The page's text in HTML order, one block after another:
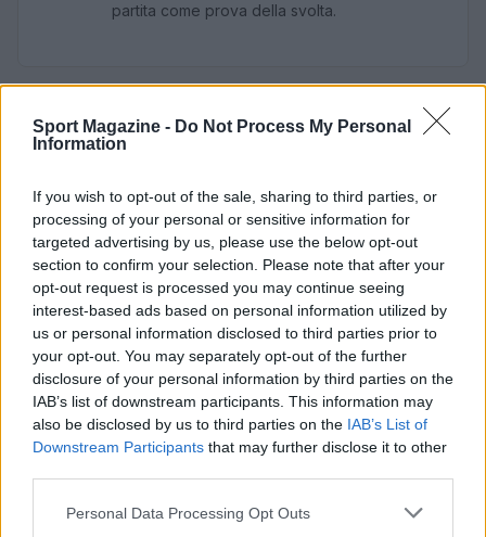
Sport Magazine - Do Not Process My Personal
Information
If you wish to opt-out of the sale, sharing to third parties, or
processing of your personal or sensitive information for
targeted advertising by us, please use the below opt-out
section to confirm your selection. Please note that after your
opt-out request is processed you may continue seeing
interest-based ads based on personal information utilized by
us or personal information disclosed to third parties prior to
your opt-out. You may separately opt-out of the further
disclosure of your personal information by third parties on the
IAB’s list of downstream participants. This information may
also be disclosed by us to third parties on the IAB’s List of
Downstream Participants that may further disclose it to other
Please note that this website/app uses one or more Google
Personal Data Processing Opt Outs
partita come prova della svolta.